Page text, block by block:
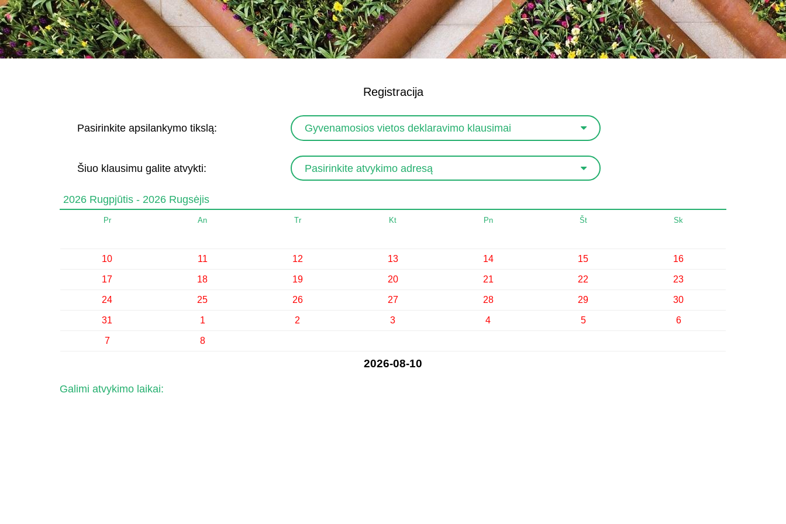
Registracija
Pasirinkite apsilankymo tikslą: Gyvenamosios vietos deklaravimo klausimai
Šiuo klausimu galite atvykti: Pasirinkite atvykimo adresą
2026 Rugpjūtis - 2026 Rugsėjis
Pr An Tr Kt Pn Št Sk
10 11 12 13 14 15 16
17 18 19 20 21 22 23
24 25 26 27 28 29 30
31 1 2 3 4 5 6
7 8
2026-08-10
Galimi atvykimo laikai: